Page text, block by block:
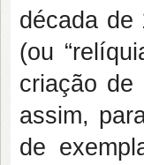
década de
(ou
criação de
assim,
de